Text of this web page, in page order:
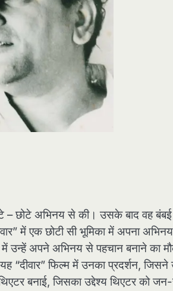
– छोटे अभिनय से की। उसके बाद वह
में एक छोटी सी भूमिका में अपना अभिनय
उन्हें अपने अभिनय से पहचान बनाने का
“दीवार” फिल्म में उनका प्रदर्शन, जिसने
बनाई, जिसका उद्देश्य थिएटर को